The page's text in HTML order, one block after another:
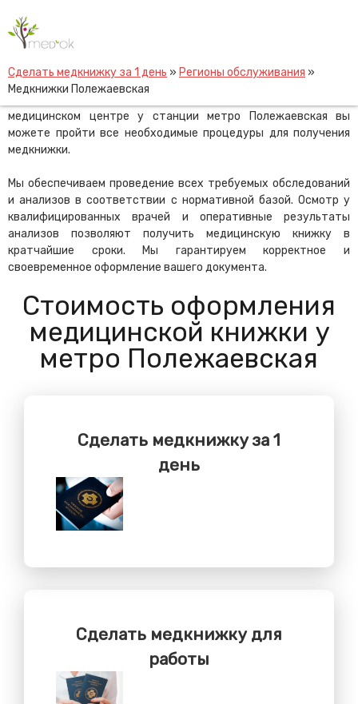
content
Сделать медкнижку за 1 день » Регионы обслуживания »
Медкнижки Полежаевская
Медкнижки Полежаевская
Оформление медицинской книжки является обязательным
требованием российского законодательства для работников
медицинском центре у станции метро Полежаевская вы
можете пройти все необходимые процедуры для получения
медкнижки.
Мы обеспечиваем проведение всех требуемых обследований
и анализов в соответствии с нормативной базой. Осмотр у
квалифицированных врачей и оперативные результаты
анализов позволяют получить медицинскую книжку в
кратчайшие сроки. Мы гарантируем корректное и
своевременное оформление вашего документа.
Стоимость оформления
медицинской книжки у
метро Полежаевская
Сделать медкнижку за 1
день
Сделать медкнижку для
работы